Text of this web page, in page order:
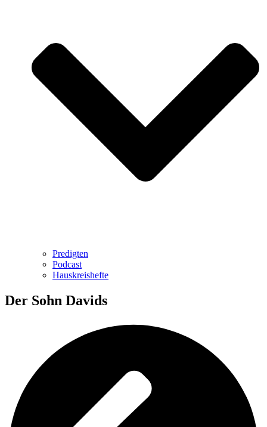
Predigten
Podcast
Hauskreishefte
Der Sohn Davids